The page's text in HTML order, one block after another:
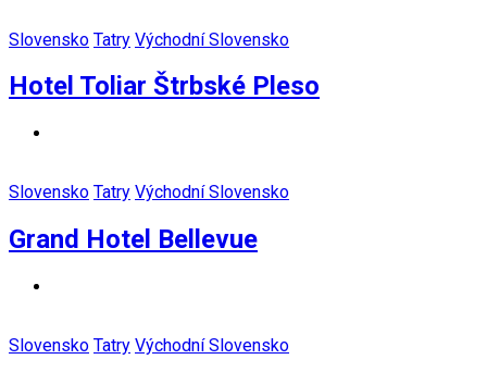
Slovensko Tatry Východní Slovensko
Hotel Toliar Štrbské Pleso
Slovensko Tatry Východní Slovensko
Grand Hotel Bellevue
Slovensko Tatry Východní Slovensko